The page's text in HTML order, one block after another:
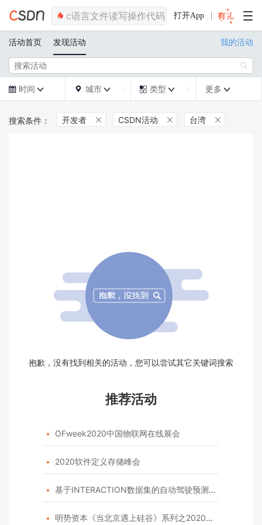
打开App
活动首页 发现活动 我的活动

 时间   城市   类型  更多 
开发者  CSDN活动  台湾 
抱歉，没有找到相关的活动，您可以尝试其它关键词搜索
推荐活动
 OFweek2020中国物联网在线展会
 2020软件定义存储峰会
 基于INTERACTION数据集的自动驾驶预测模型挑战赛
 明势资本《当北京遇上硅谷》系列之2020年度开源峰会